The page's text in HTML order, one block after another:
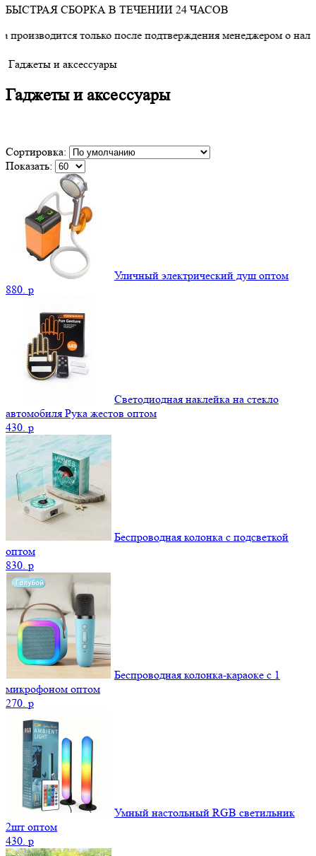
БЫСТРАЯ СБОРКА В ТЕЧЕНИИ 24 ЧАСОВ
только после подтверждения менеджером о наличии
Гаджеты и аксессуары
Гаджеты и аксессуары
Сортировка:
Показать:
Уличный электрический душ оптом
880. p
Светодиодная наклейка на стекло
автомобиля Рука жестов оптом
430. p
Беспроводная колонка с подсветкой
оптом
830. p
Беспроводная колонка-караоке с 1
микрофоном оптом
270. p
Умный настольный RGB светильник
2шт оптом
430. p